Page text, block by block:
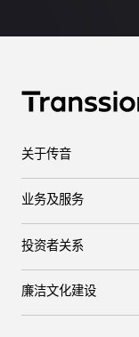
关于传音
业务及服务
投资者关系
廉洁文化建设